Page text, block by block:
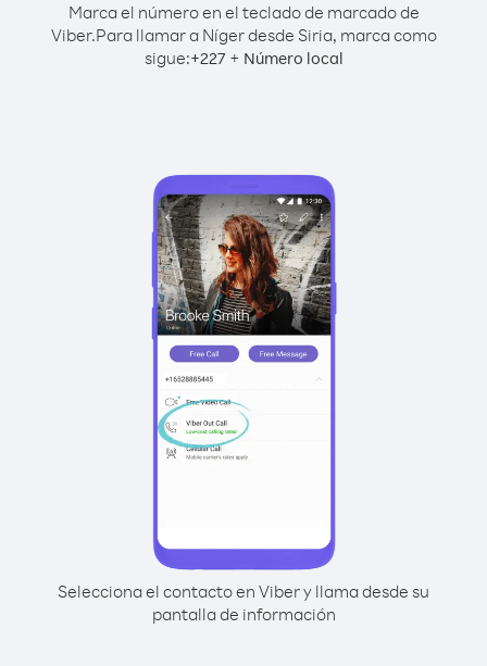
Marca el número en el teclado de marcado de
Viber.Para llamar a Níger desde Siria, marca como
sigue:+227+ Número local
Selecciona el contacto en Viber y llama desde su
pantalla de información